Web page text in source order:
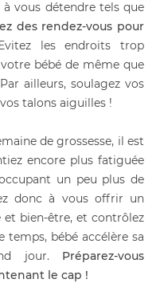
vous détendre tels que
des rendez-vous pour
les endroits trop
bébé de même que
ailleurs, soulagez vos
talons aiguilles !
de grossesse, il est
encore plus fatiguée
un peu plus de
donc à vous offrir un
bien-être, et contrôlez
temps, bébé accélère sa
jour. Préparez-vous
le cap !